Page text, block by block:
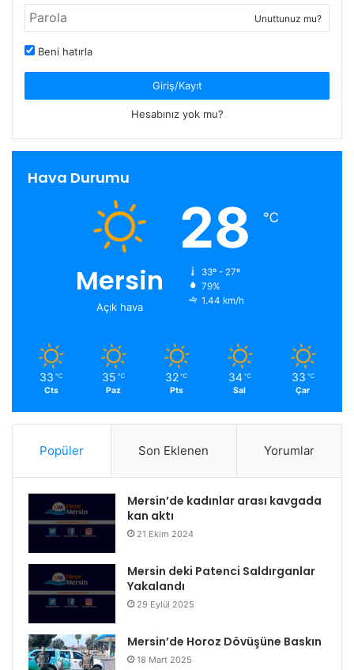
Unuttunuz mu?
Beni hatırla
Giriş/Kayıt
Hesabınız yok mu?
Hava Durumu
Mersin
Açık hava
28 ℃
33º - 27º
79%
1.44 km/h
33 ℃
Cts
35 ℃
Paz
32 ℃
Pts
34 ℃
Sal
33 ℃
Çar
Popüler Son Eklenen Yorumlar
Mersin’de kadınlar arası kavgada
kan aktı
21 Ekim 2024
Mersin deki Patenci Saldırganlar
Yakalandı
29 Eylül 2025
Mersin’de Horoz Dövüşüne Baskın
18 Mart 2025